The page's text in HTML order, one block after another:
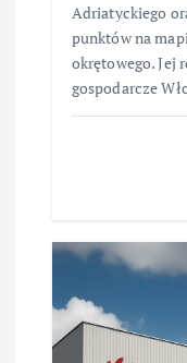
Adriatyckiego
punktów na
okrętowego. Jej
gospodarcze